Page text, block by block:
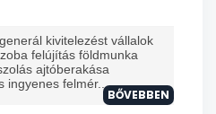
kivitelezést vállalok
felújítás földmunka
ajtóberakása
ingyenes felmér...
BŐVEBBEN